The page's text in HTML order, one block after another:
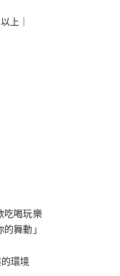
上｜
吃喝玩樂
舞動」
環境